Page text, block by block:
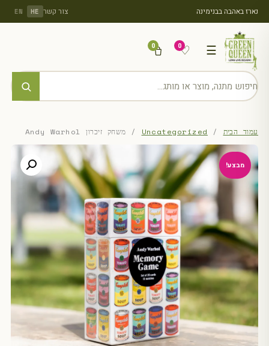
נארז באהבה בבנימינה צור קשר HE
EN
☰
♡
0
0
עמוד הבית /
Uncategorized / משחק זיכרון Andy Warhol
מבצע!